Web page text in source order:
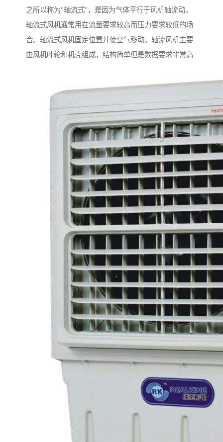
之所以称为"轴流式"，是因为气体平行于风机轴流动。
轴流式风机通常用在流量要求较高而压力要求较低的场
合。轴流式风机固定位置并使空气移动。轴流风机主要
由风机叶轮和机壳组成，结构简单但是数据要求非常高